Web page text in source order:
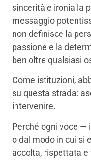
sincerità e ironia la
messaggio
non definisce la
passione e la
ben oltre qualsiasi
Come istituzioni,
su questa strada:
intervenire.
Perché ogni voce —
o dal modo in cui si
accolta, rispettata e